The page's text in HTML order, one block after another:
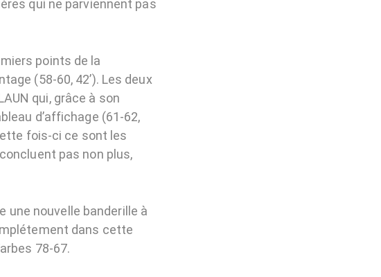
qui ne parviennent pas
points de la
(58-60, 42’). Les deux
qui, grâce à son
d’affichage (61-62,
fois-ci ce sont les
pas non plus,
une nouvelle banderille à
dans cette
78-67.